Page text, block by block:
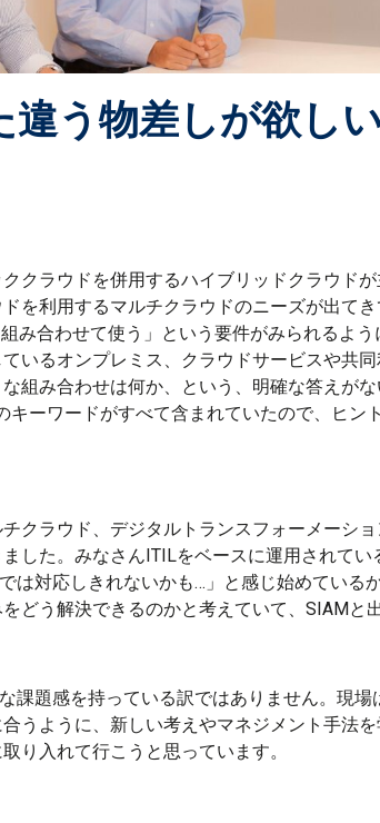
う物差しが欲し
クラウドを併用するハイブリッドクラウド
を利用するマルチクラウドのニーズが出て
み合わせて使う」という要件がみられるよ
いるオンプレミス、クラウドサービスや共
組み合わせは何か、という、明確な答えが
キーワードがすべて含まれていたので、ヒン
クラウド、デジタルトランスフォーメーシ
した。みなさんITILをベースに運用されて
は対応しきれないかも…」と感じ始めている
どう解決できるのかと考えていて、SIAMと
課題感を持っている訳ではありません。現
うように、新しい考えやマネジメント手法
り入れて行こうと思っています。